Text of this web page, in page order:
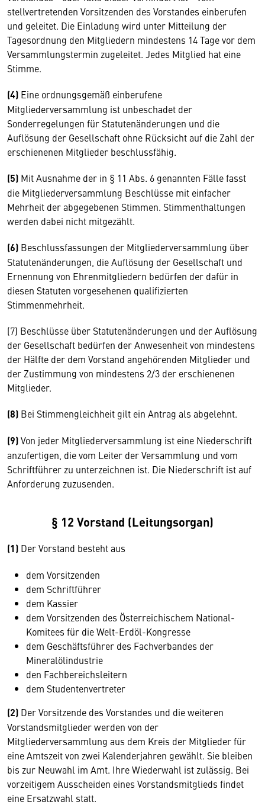
stellvertretenden Vorsitzenden des Vorstandes einberufen
und geleitet. Die Einladung wird unter Mitteilung der
Tagesordnung den Mitgliedern mindestens 14 Tage vor dem
Versammlungstermin zugeleitet. Jedes Mitglied hat eine
Stimme.
(4) Eine ordnungsgemäß einberufene
Mitgliederversammlung ist unbeschadet der
Sonderregelungen für Statutenänderungen und die
Auflösung der Gesellschaft ohne Rücksicht auf die Zahl der
erschienenen Mitglieder beschlussfähig.
(5) Mit Ausnahme der in § 11 Abs. 6 genannten Fälle fasst
die Mitgliederversammlung Beschlüsse mit einfacher
Mehrheit der abgegebenen Stimmen. Stimmenthaltungen
werden dabei nicht mitgezählt.
(6) Beschlussfassungen der Mitgliederversammlung über
Statutenänderungen, die Auflösung der Gesellschaft und
Ernennung von Ehrenmitgliedern bedürfen der dafür in
diesen Statuten vorgesehenen qualifizierten
Stimmenmehrheit.
(7) Beschlüsse über Statutenänderungen und der Auflösung
der Gesellschaft bedürfen der Anwesenheit von mindestens
der Hälfte der dem Vorstand angehörenden Mitglieder und
der Zustimmung von mindestens 2/3 der erschienenen
Mitglieder.
(8) Bei Stimmengleichheit gilt ein Antrag als abgelehnt.
(9)Von jeder Mitgliederversammlung ist eine Niederschrift
anzufertigen, die vom Leiter der Versammlung und vom
Schriftführer zu unterzeichnen ist. Die Niederschrift ist auf
Anforderung zuzusenden.
§ 12 Vorstand (Leitungsorgan)
(1) Der Vorstand besteht aus
dem Vorsitzenden
dem Schriftführer
dem Kassier
dem Vorsitzenden des Österreichischem National-
Komitees für die Welt-Erdöl-Kongresse
dem Geschäftsführer des Fachverbandes der
Mineralölindustrie
den Fachbereichsleitern
dem Studentenvertreter
(2) Der Vorsitzende des Vorstandes und die weiteren
Vorstandsmitglieder werden von der
Mitgliederversammlung aus dem Kreis der Mitglieder für
eine Amtszeit von zwei Kalenderjahren gewählt. Sie bleiben
bis zur Neuwahl im Amt. Ihre Wiederwahl ist zulässig. Bei
vorzeitigem Ausscheiden eines Vorstandsmitglieds findet
eine Ersatzwahl statt.